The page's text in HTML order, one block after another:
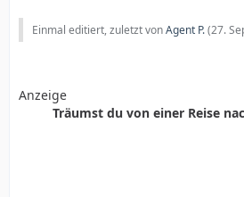
Einmal editiert, zuletzt vonAgent P.(27.
Anzeige
Träumst du von einer Reise